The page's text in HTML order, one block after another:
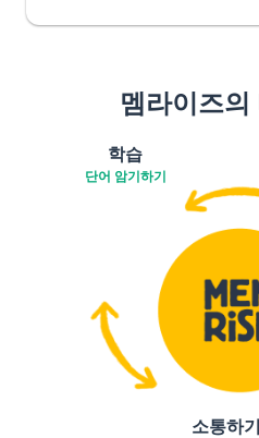
멤라이즈
학습
단어 암기하기
소통하